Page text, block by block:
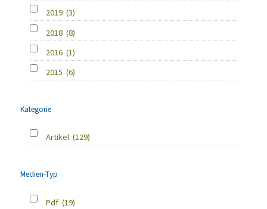
2019 (3)
2018 (8)
2016 (1)
2015 (6)
Kategorie
Artikel (129)
Medien-Typ
Pdf (19)